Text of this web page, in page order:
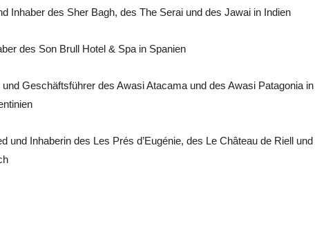
Inhaber des Sher Bagh, des The Serai und des Jawai in Indien
des Son Brull Hotel & Spa in Spanien
Geschäftsführer des Awasi Atacama und des Awasi Patagonia in
und Inhaberin des Les Prés d’Eugénie, des Le Château de Riell und